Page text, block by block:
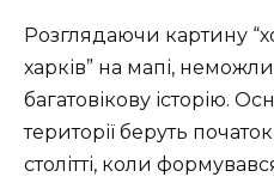
Розглядаючи картину
харків” на мапі,
багатовікову історію.
території беруть
столітті, коли